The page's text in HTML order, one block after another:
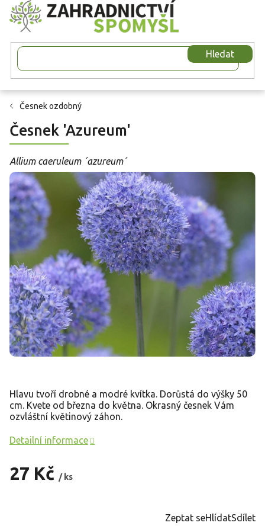
Přejít
na
obsah
Hledat
Česnek ozdobný
Česnek 'Azureum'
Allium caeruleum ´azureum´
27 Kč / ks
Hlavu tvoří drobné a modré kvítka. Dorůstá do výšky 50
cm. Kvete od března do května. Okrasný česnek Vám
ozvláštní květinový záhon.
Detailní informace
Zeptat seHlídatSdílet